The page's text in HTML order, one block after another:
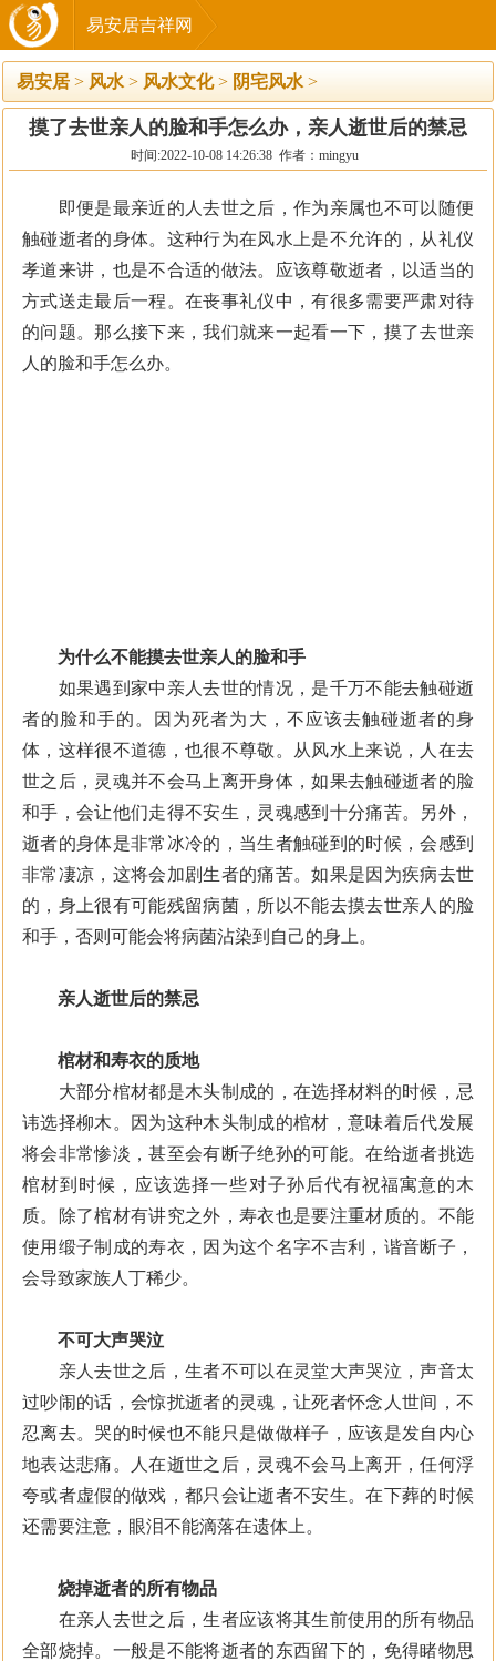
易安居吉祥网
易安居 > 风水 > 风水文化> 阴宅风水 >
摸了去世亲人的脸和手怎么办，亲人逝世后的禁忌
时间:2022-10-08 14:26:38 作者：mingyu
即便是最亲近的人去世之后，作为亲属也不可以随便
触碰逝者的身体。这种行为在风水上是不允许的，从礼仪
孝道来讲，也是不合适的做法。应该尊敬逝者，以适当的
方式送走最后一程。在丧事礼仪中，有很多需要严肃对待
的问题。那么接下来，我们就来一起看一下，摸了去世亲
人的脸和手怎么办。
为什么不能摸去世亲人的脸和手
如果遇到家中亲人去世的情况，是千万不能去触碰逝
者的脸和手的。因为死者为大，不应该去触碰逝者的身
体，这样很不道德，也很不尊敬。从风水上来说，人在去
世之后，灵魂并不会马上离开身体，如果去触碰逝者的脸
和手，会让他们走得不安生，灵魂感到十分痛苦。另外，
逝者的身体是非常冰冷的，当生者触碰到的时候，会感到
非常凄凉，这将会加剧生者的痛苦。如果是因为疾病去世
的，身上很有可能残留病菌，所以不能去摸去世亲人的脸
和手，否则可能会将病菌沾染到自己的身上。
亲人逝世后的禁忌
棺材和寿衣的质地
大部分棺材都是木头制成的，在选择材料的时候，忌
讳选择柳木。因为这种木头制成的棺材，意味着后代发展
将会非常惨淡，甚至会有断子绝孙的可能。在给逝者挑选
棺材到时候，应该选择一些对子孙后代有祝福寓意的木
质。除了棺材有讲究之外，寿衣也是要注重材质的。不能
使用缎子制成的寿衣，因为这个名字不吉利，谐音断子，
会导致家族人丁稀少。
不可大声哭泣
亲人去世之后，生者不可以在灵堂大声哭泣，声音太
过吵闹的话，会惊扰逝者的灵魂，让死者怀念人世间，不
忍离去。哭的时候也不能只是做做样子，应该是发自内心
地表达悲痛。人在逝世之后，灵魂不会马上离开，任何浮
夸或者虚假的做戏，都只会让逝者不安生。在下葬的时候
还需要注意，眼泪不能滴落在遗体上。
烧掉逝者的所有物品
在亲人去世之后，生者应该将其生前使用的所有物品
全部烧掉。一般是不能将逝者的东西留下的，免得睹物思